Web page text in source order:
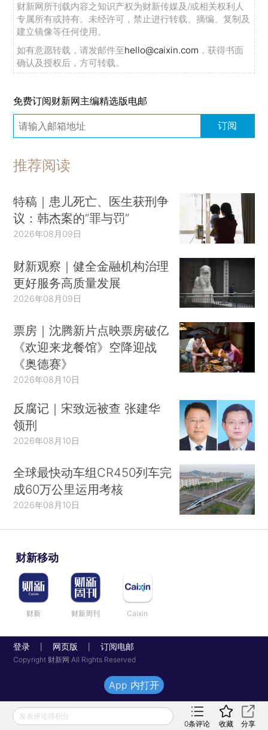
财新网所刊载内容之知识产权为财新传媒及/或相关权利人
专属所有或持有。未经许可，禁止进行转载、摘编、复制及
建立镜像等任何使用。
如有意愿转载，请发邮件至hello@caixin.com ，获得书面
确认及授权后，方可转载。
免费订阅财新网主编精选版电邮
订阅
推荐阅读
特稿｜患儿死亡、医生获刑争
议：韩杰案的“罪与罚”
2026年08月09日
财新观察｜健全金融机构治理
更好服务高质量发展
2026年08月09日
票房｜沈腾新片点映票房破亿
《欢迎来龙餐馆》空降迎战
《奥德赛》
2026年08月10日
反腐记｜宋致远被查 张建华
领刑
2026年08月10日
全球最快动车组CR450列车完
成60万公里运用考核
2026年08月10日
财新移动
财新 财新周刊 Caixin
登录 网页版 订阅电邮
Copyright 财新网 All Rights Reserved
发表评论得积分
0条评论 收藏 分享
App 内打开